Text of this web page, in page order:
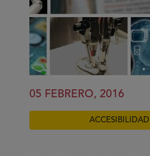
05 FEBRERO, 2016